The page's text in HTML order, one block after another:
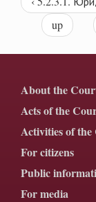
up
About the
Acts of the
Activities of
For citizens
Public
For media